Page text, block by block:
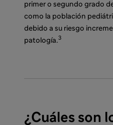
primer o segundo grado
como la población
debido a su riesgo
patología.3
¿Cuáles son